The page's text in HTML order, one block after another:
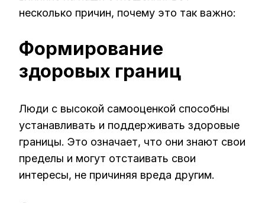
несколько причин, почему это так важно:
Формирование
здоровых границ
Люди с высокой самооценкой способны
устанавливать и поддерживать здоровые
границы. Это означает, что они знают свои
пределы и могут отстаивать свои
интересы, не причиняя вреда другим.